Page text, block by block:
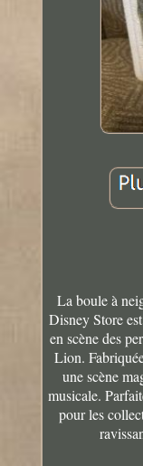
La boule à
Disney Store
en scène des
Lion.
une scène
musicale.
pour les